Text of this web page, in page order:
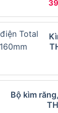
và bền bỉ
chắn và
Bộ kìm